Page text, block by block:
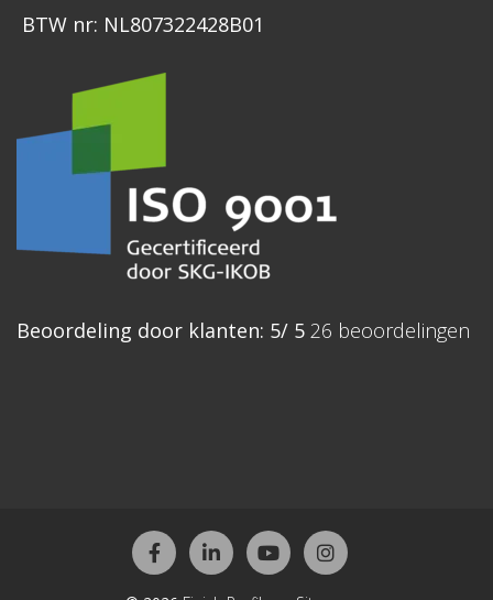
BTW nr: NL807322428B01
Beoordeling door klanten: 5/ 5 26 beoordelingen